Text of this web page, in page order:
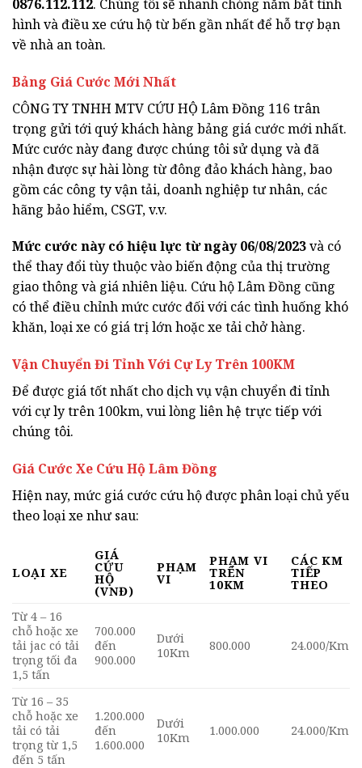
0876.112.112. Chúng tôi sẽ nhanh chóng nắm bắt tình
hình và điều xe cứu hộ từ bến gần nhất để hỗ trợ bạn
về nhà an toàn.
Bảng Giá Cước Mới Nhất
CÔNG TY TNHH MTV CỨU HỘ Lâm Đồng 116 trân
trọng gửi tới quý khách hàng bảng giá cước mới nhất.
Mức cước này đang được chúng tôi sử dụng và đã
nhận được sự hài lòng từ đông đảo khách hàng, bao
gồm các công ty vận tải, doanh nghiệp tư nhân, các
hãng bảo hiểm, CSGT, v.v.
Mức cước này có hiệu lực từ ngày 06/08/2023và có
thể thay đổi tùy thuộc vào biến động của thị trường
giao thông và giá nhiên liệu. Cứu hộ Lâm Đồng cũng
có thể điều chỉnh mức cước đối với các tình huống khó
khăn, loại xe có giá trị lớn hoặc xe tải chở hàng.
Vận Chuyển Đi Tỉnh Với Cự Ly Trên 100KM
Để được giá tốt nhất cho dịch vụ vận chuyển đi tỉnh
với cự ly trên 100km, vui lòng liên hệ trực tiếp với
chúng tôi.
Giá Cước Xe Cứu Hộ Lâm Đồng
Hiện nay, mức giá cước cứu hộ được phân loại chủ yếu
theo loại xe như sau:
LOẠI XE
GIÁ
CỨU
HỘ
(VNĐ)
PHẠM
VI
PHẠM VI
TRÊN
10KM
CÁC KM
TIẾP
THEO
Từ 4 – 16
chỗ hoặc xe
tải jac có tải
trọng tối đa
1,5 tấn
700.000
đến
900.000
Dưới
10Km
800.000 24.000/Km
Từ 16 – 35
chỗ hoặc xe
tải có tải
trọng từ 1,5
đến 5 tấn
1.200.000
đến
1.600.000
Dưới
10Km
1.000.000 24.000/Km